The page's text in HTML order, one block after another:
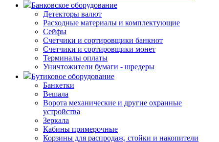
Банковское оборудование
Детекторы валют
Расходные материалы и комплектующие
Сейфы
Счетчики и сортировщики банкнот
Счетчики и сортировщики монет
Терминалы оплаты
Уничтожители бумаги - шредеры
Бутиковое оборудование
Банкетки
Вешала
Ворота механические и другие охранные
устройства
Зеркала
Кабины примерочные
Корзины для распродаж, стойки и накопители